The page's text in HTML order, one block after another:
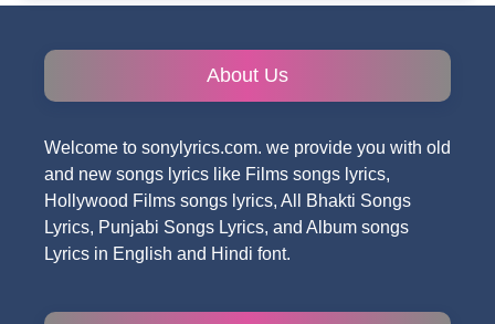
About Us
Welcome to sonylyrics.com. we provide you with old
and new songs lyrics like Films songs lyrics,
Hollywood Films songs lyrics, All Bhakti Songs
Lyrics, Punjabi Songs Lyrics, and Album songs
Lyrics in English and Hindi font.